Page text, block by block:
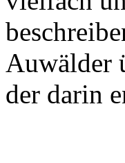
Auwälder
der darin